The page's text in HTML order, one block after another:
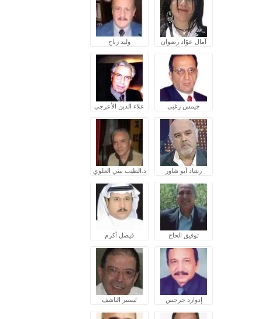
آمال عوّاد رضوان وليد رباح
جيمس زغبي علاء الدين الأعرجي
رشاد أبو شاور د.الطيب بيتي العلوي
توفيق الحاج فيصل أكرم
إدوارد جرجس تيسير الناشف